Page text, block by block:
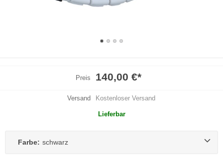
Preis 140,00 €*
Versand Kostenloser Versand
Lieferbar
Farbe: schwarz